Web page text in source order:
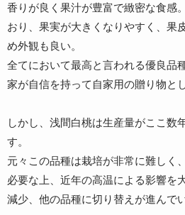
香りが良く果汁が豊富で緻密な食感
おり、果実が大きくなりやすく、果
め外観も良い。
全てにおいて最高と言われる優良品
家が自信を持って自家用の贈り物と
しかし、浅間白桃は生産量がここ数
す。
元々この品種は栽培が非常に難しく
必要な上、近年の高温による影響を
減少、他の品種に切り替えが進んで